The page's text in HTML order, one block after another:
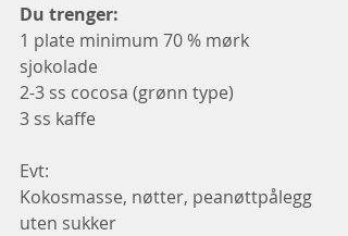
Du trenger:
1 plate minimum 70 % mørk
sjokolade
2-3 ss cocosa (grønn type)
3 ss kaffe
Evt:
Kokosmasse, nøtter, peanøttpålegg
uten sukker